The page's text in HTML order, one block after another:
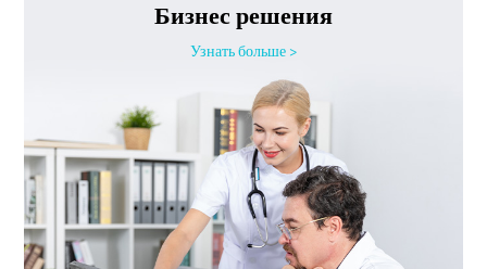
Бизнес решения
Узнать больше >